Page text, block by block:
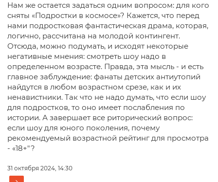
Нам же остается задаться одним вопросом: для кого
сняты «Подростки в космосе»? Кажется, что перед
нами подростковая фантастическая драма, которая,
логично, рассчитана на молодой контингент.
Отсюда, можно подумать, и исходят некоторые
негативные мнения: смотреть шоу надо в
определенном возрасте. Правда, эта мысль - и есть
главное заблуждение: фанаты детских антиутопий
найдутся в любом возрастном срезе, как и их
ненавистники. Так что не надо думать, что если шоу
для подростков, то оно имеет послабления по
истории. А завершает все риторический вопрос:
если шоу для юного поколения, почему
рекомендуемый возрастной рейтинг для просмотра
- «18+"?
31 октября 2024, 14:30